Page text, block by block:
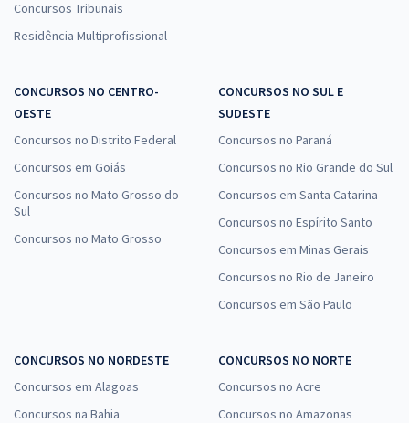
Concursos Tribunais
Residência Multiprofissional
CONCURSOS NO CENTRO-
OESTE
Concursos no Distrito Federal
Concursos em Goiás
Concursos no Mato Grosso do
Sul
Concursos no Mato Grosso
CONCURSOS NO SUL E
SUDESTE
Concursos no Paraná
Concursos no Rio Grande do Sul
Concursos em Santa Catarina
Concursos no Espírito Santo
Concursos em Minas Gerais
Concursos no Rio de Janeiro
Concursos em São Paulo
CONCURSOS NO NORDESTE
Concursos em Alagoas
Concursos na Bahia
CONCURSOS NO NORTE
Concursos no Acre
Concursos no Amazonas